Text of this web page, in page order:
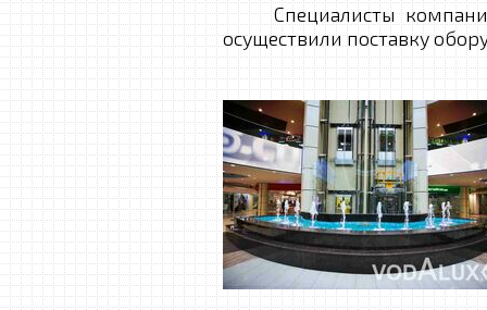
Специалисты компании
осуществили поставку